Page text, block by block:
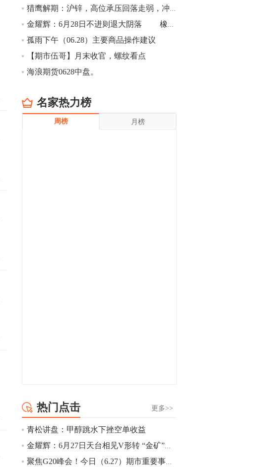
段性机会。自年初以来沪金上涨16.93%，
立涨势，白银将开启补涨，且涨幅超过黄
金，金银比有望高位回归。
13:55
豆二期货主力合约涨停，涨幅达3.98%，报
CBOT大豆期货市场上涨，11月期约收高
影响，夜盘连粕高位窄幅震荡，建议短线
操作为主。 ...
13:54
8月5日消息，内外盘贵金属强劲走升，沪
金主力合约涨停，涨幅3.99%，报334.00
幅扩大至4.4%。
10:43
【行情】芝加哥11月大豆期货跌0.4%，12
月玉米期货跌1%。
猎鹰解期：沪锌，高位承压回落走弱，冲高19850-20000区间分批进场空单策略
金耀辉：6月28日不进则退大阴落 橡胶空单盆满钵满
孤雨下午（06.28）主要商品操作建议
【期市伍哥】月末收官，螺纹看点
海浪期货0628中盘。
名家热力榜
周榜 月榜
更多>>
热门点击
青松讲盘：甲醇跳水下挫空单收益
金耀辉：6月27日天台相见V形转 “金矿”回踩先做多
聚焦G20峰会！今日（6.27）期市重要事件盘点以及未来事件提醒